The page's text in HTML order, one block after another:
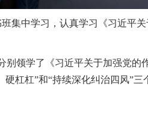
集中学习，认真学习《习近平
别领学了《习近平关于加强党的
硬杠杠”和“持续深化纠治四风”三